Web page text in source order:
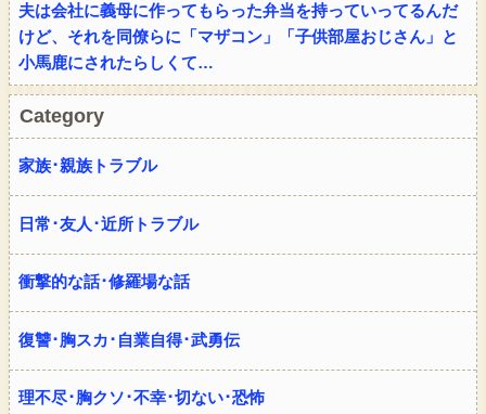
夫は会社に義母に作ってもらった弁当を持っていってるんだ
けど、それを同僚らに「マザコン」「子供部屋おじさん」と
小馬鹿にされたらしくて…
Category
家族･親族トラブル
日常･友人･近所トラブル
衝撃的な話･修羅場な話
復讐･胸スカ･自業自得･武勇伝
理不尽･胸クソ･不幸･切ない･恐怖